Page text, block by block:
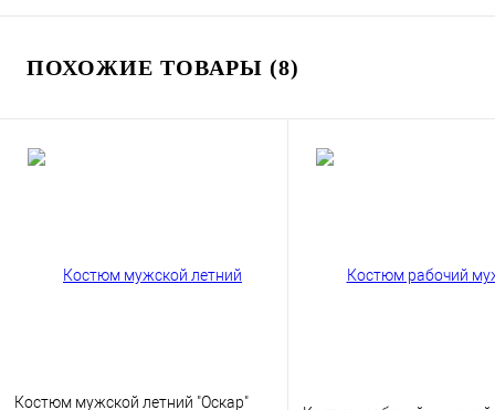
ПОХОЖИЕ ТОВАРЫ (8)
Костюм мужской летний "Оскар"